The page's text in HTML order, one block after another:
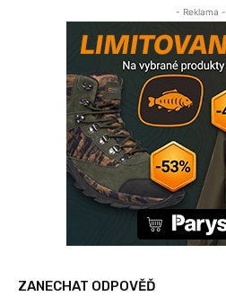
- Reklama -
ZANECHAT ODPOVĚĎ